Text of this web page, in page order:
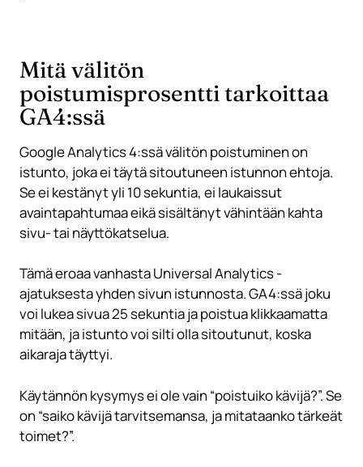
Mitä välitön
poistumisprosentti tarkoittaa
GA4:ssä
Google Analytics 4:ssä välitön poistuminen on
istunto, joka ei täytä sitoutuneen istunnon ehtoja.
Se ei kestänyt yli 10 sekuntia, ei laukaissut
avaintapahtumaa eikä sisältänyt vähintään kahta
sivu- tai näyttökatselua.
Tämä eroaa vanhasta Universal Analytics -
ajatuksesta yhden sivun istunnosta. GA4:ssä joku
voi lukea sivua 25 sekuntia ja poistua klikkaamatta
mitään, ja istunto voi silti olla sitoutunut, koska
aikaraja täyttyi.
Käytännön kysymys ei ole vain “poistuiko kävijä?”. Se
on “saiko kävijä tarvitsemansa, ja mitataanko tärkeät
toimet?”.